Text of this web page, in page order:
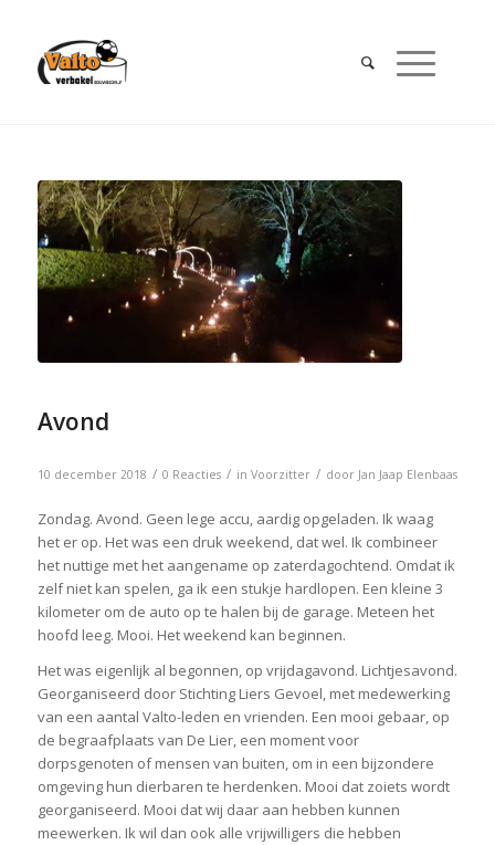
Avond
10 december 2018 / 0 Reacties / in Voorzitter / door Jan Jaap Elenbaas
Zondag. Avond. Geen lege accu, aardig opgeladen. Ik waag
het er op. Het was een druk weekend, dat wel. Ik combineer
het nuttige met het aangename op zaterdagochtend. Omdat ik
zelf niet kan spelen, ga ik een stukje hardlopen. Een kleine 3
kilometer om de auto op te halen bij de garage. Meteen het
hoofd leeg. Mooi. Het weekend kan beginnen.
Het was eigenlijk al begonnen, op vrijdagavond. Lichtjesavond.
Georganiseerd door Stichting Liers Gevoel, met medewerking
van een aantal Valto-leden en vrienden. Een mooi gebaar, op
de begraafplaats van De Lier, een moment voor
dorpsgenoten of mensen van buiten, om in een bijzondere
omgeving hun dierbaren te herdenken. Mooi dat zoiets wordt
georganiseerd. Mooi dat wij daar aan hebben kunnen
meewerken. Ik wil dan ook alle vrijwilligers die hebben